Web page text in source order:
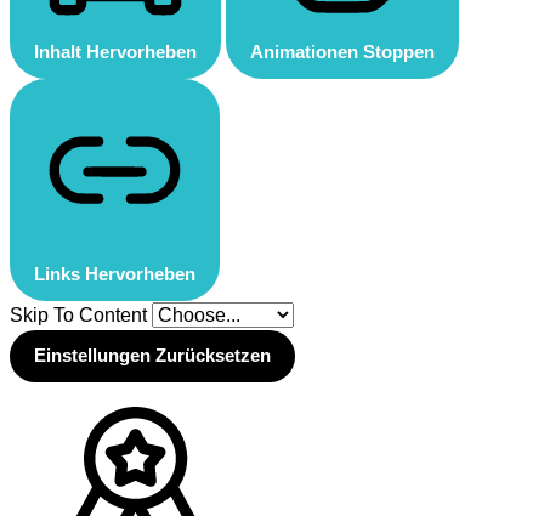
Inhalt Hervorheben Animationen Stoppen
Links Hervorheben
Skip To Content
Einstellungen Zurücksetzen